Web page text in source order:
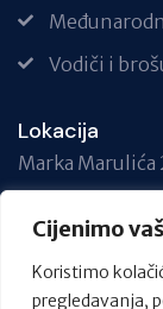
Cijenimo
Koristimo
pregledavanja,
Vodiči i
Lokacija
Marka Marulića
+387 33 717
Email